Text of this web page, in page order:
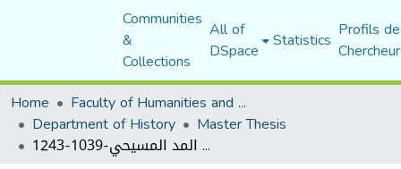
Communities
&
Collections
All of
DSpace Statistics Profils
Home
Faculty of Humanities and Social Sciences
Department of History Master Thesis
اسرة بني هود في الاندلس و دورها في مقاومة المد المسيحي-1039-1243